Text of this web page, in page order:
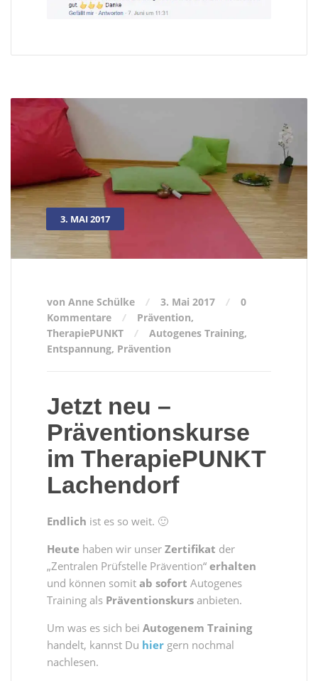
3. MAI 2017
von Anne Schülke 3. Mai 2017
0
Kommentare
Prävention,
TherapiePUNKT
Autogenes Training,
Entspannung, Prävention
Jetzt neu –
Präventionskurse
im TherapiePUNKT
Lachendorf
Endlich ist es so weit. 🙂
Heute haben wir unser Zertifikat der
„Zentralen Prüfstelle Prävention“ erhalten
und können somit ab sofort Autogenes
Training als Präventionskurs anbieten.
Um was es sich bei Autogenem Training
handelt, kannst Du hier gern nochmal
nachlesen.